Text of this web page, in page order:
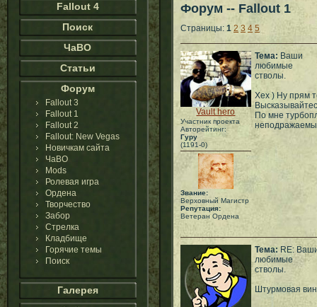
Fallout 4
Поиск
ЧаВО
Статьи
Форум
Fallout 3
Fallout 1
Fallout 2
Fallout: New Vegas
Новичкам сайта
ЧаВО
Mods
Ролевая игра
Ордена
Творчество
Забор
Стрелка
Кладбище
Горячие темы
Поиск
Галерея
Форум -- Fallout 1
Страницы: 1 2 3 4 5
Vault hero
Участник проекта
Авторейтинг:
Гуру
(1191-0)
Звание:
Верховный Магистр
Репутация:
Ветеран Ордена
Тема: Ваши
любимые
стволы.
Хех ) Ну прям
По мне
Тема: RE:
любимые
стволы.
Штурмовая